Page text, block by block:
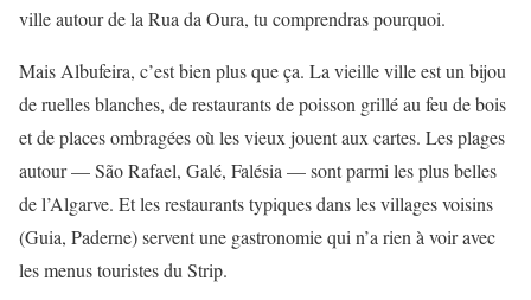
ville autour de la Rua da Oura, tu comprendras pourquoi.
Mais Albufeira, c’est bien plus que ça. La vieille ville est un bijou
de ruelles blanches, de restaurants de poisson grillé au feu de bois
et de places ombragées où les vieux jouent aux cartes. Les plages
autour — São Rafael, Galé, Falésia — sont parmi les plus belles
de l’Algarve. Et les restaurants typiques dans les villages voisins
(Guia, Paderne) servent une gastronomie qui n’a rien à voir avec
les menus touristes du Strip.